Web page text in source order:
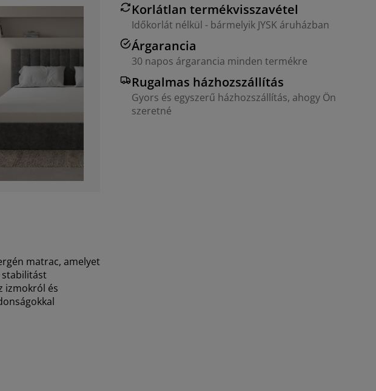
Korlátlan termékvisszavétel
Időkorlát nélkül - bármelyik JYSK áruházban
Árgarancia
30 napos árgarancia minden termékre
Rugalmas házhozszállítás
Gyors és egyszerű házhozszállítás, ahogy Ön
szeretné
matrac, amelyet
stabilitást
izmokról és